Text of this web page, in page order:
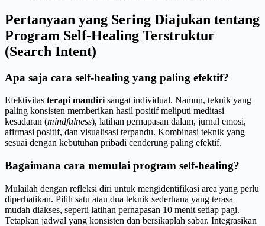
Pertanyaan yang Sering Diajukan tentang
Program Self-Healing Terstruktur
(Search Intent)
Apa saja cara self-healing yang paling efektif?
Efektivitas terapi mandiri sangat individual. Namun, teknik yang
paling konsisten memberikan hasil positif meliputi meditasi
kesadaran (mindfulness), latihan pernapasan dalam, jurnal emosi,
afirmasi positif, dan visualisasi terpandu. Kombinasi teknik yang
sesuai dengan kebutuhan pribadi cenderung paling efektif.
Bagaimana cara memulai program self-healing?
Mulailah dengan refleksi diri untuk mengidentifikasi area yang perlu
diperhatikan. Pilih satu atau dua teknik sederhana yang terasa
mudah diakses, seperti latihan pernapasan 10 menit setiap pagi.
Tetapkan jadwal yang konsisten dan bersikaplah sabar. Integrasikan